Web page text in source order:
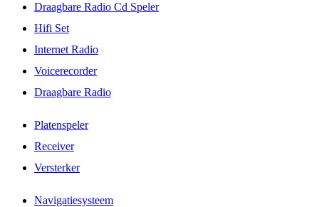
Draagbare Radio Cd Speler
Hifi Set
Internet Radio
Voicerecorder
Draagbare Radio
Platenspeler
Receiver
Versterker
Navigatiesysteem